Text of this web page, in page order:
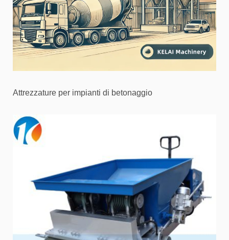
Attrezzature per impianti di betonaggio